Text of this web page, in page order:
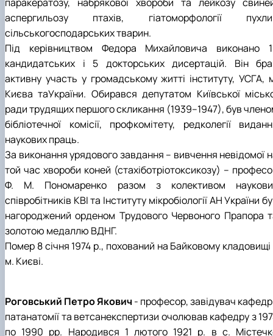
аспергильозу птахів, гіатоморфології
сільськогосподарських тварин.
Під керівництвом Федора Михайловича виконано
кандидатських і 5 докторських дисертацій. Він
активну участь у громадському житті інституту, УСГА,
Києва таУкраїни. Обирався депутатом Київської
ради трудящих першого скликання (1939–1947), був
бібліотечної комісії, профкомітету, редколегії
наукових праць.
За виконання урядового завдання – вивчення невідомої
той час хвороби коней (стахіботріотоксикозу) –
Ф. М. Пономаренко разом з колективом
співробітників КВІ та Інституту мікробіології АН України
нагороджений орденом Трудового Червоного Прапора
золотою медаллю ВДНГ.
Помер 8 січня 1974 р., похований на Байковому кладовищі
м. Києві.
Роговський Петро Якович- професор, завідувач
патанатомії та ветсанекспертизи очолював кафедру з
по 1990 рр. Народився 1 лютого 1921 р. в с.